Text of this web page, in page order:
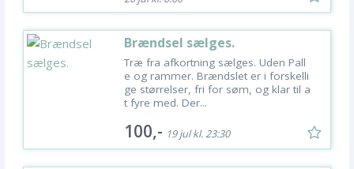
Brændsel sælges.
Træ fra afkortning sælges. Uden Pall
e og rammer. Brændslet er i forskelli
ge størrelser, fri for søm, og klar til a
t fyre med. Der...
100,- 19 jul kl. 23:30